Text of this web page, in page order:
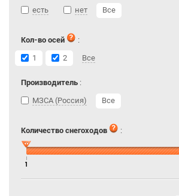
есть
нет Все
Кол-во осей
:
1
2 Все
Производитель :
МЗСА (Россия)
Все
Количество снегоходов :
1